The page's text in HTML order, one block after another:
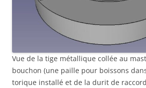
Vue de la tige métallique collée au
bouchon (une paille pour boissons
torique installé et de la durit de